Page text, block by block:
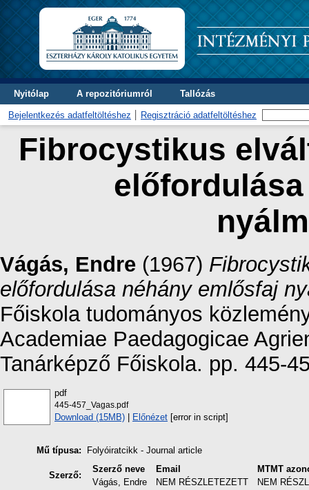
Nyitólap A repozitóriumról Tallózás
Bejelentkezés adatfeltöltéshez Regisztráció adatfeltöltéshez
Fibrocystikus
Vágás, Endre (1967)
előfordulása néhány emlősfaj
Főiskola tudományos
Academiae Paedagogicae
Tanárképző Főiskola. pp. 445-
pdf
445-457_Vagas.pdf
Download (15MB) | Előnézet [error in script]
Mű típusa: Folyóiratcikk - Journal article
Szerző:
Szerző neve Email
MTMT
Vágás, Endre
NEM RÉSZLETEZETT
NEM